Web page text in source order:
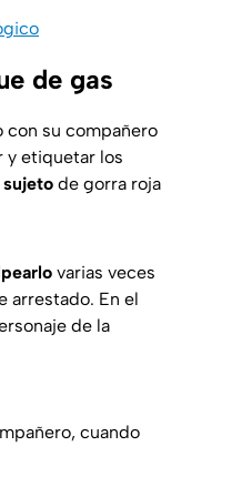
de gas
su compañero
y etiquetar los
sujeto de gorra roja
varias veces
arrestado. En el
de la
cuando